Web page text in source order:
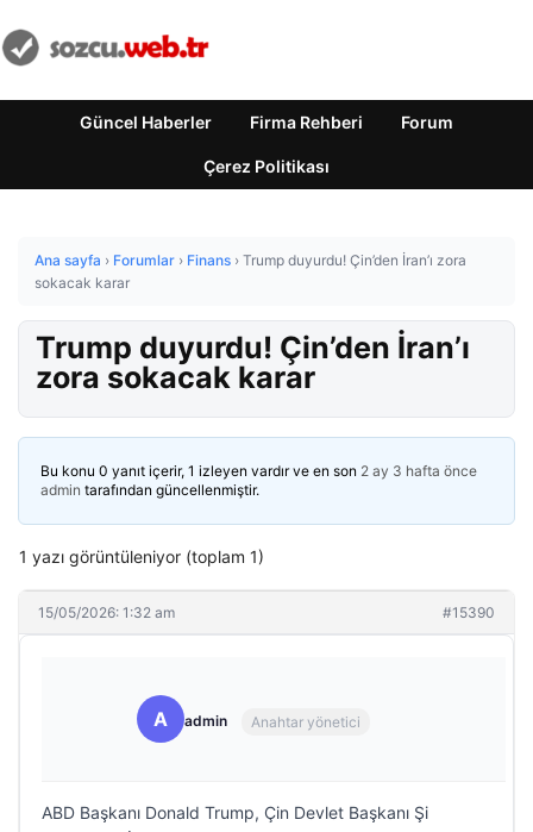
Güncel Haberler Firma Rehberi Forum
Çerez Politikası
Ana sayfa › Forumlar › Finans › Trump duyurdu! Çin’den İran’ı zora
sokacak karar
Trump duyurdu! Çin’den İran’ı
zora sokacak karar
Bu konu 0 yanıt içerir, 1 izleyen vardır ve en son 2 ay 3 hafta önce
admin tarafından güncellenmiştir.
1 yazı görüntüleniyor (toplam 1)
15/05/2026: 1:32 am #15390
A admin Anahtar yönetici
ABD Başkanı Donald Trump, Çin Devlet Başkanı Şi